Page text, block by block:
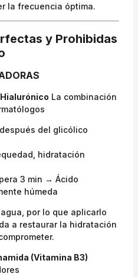
la frecuencia óptima.
y Prohibidas
La combinación
del glicólico
hidratación
3 min → Ácido
húmeda
por lo que aplicarlo
a restaurar la hidratación
(Vitamina B3)